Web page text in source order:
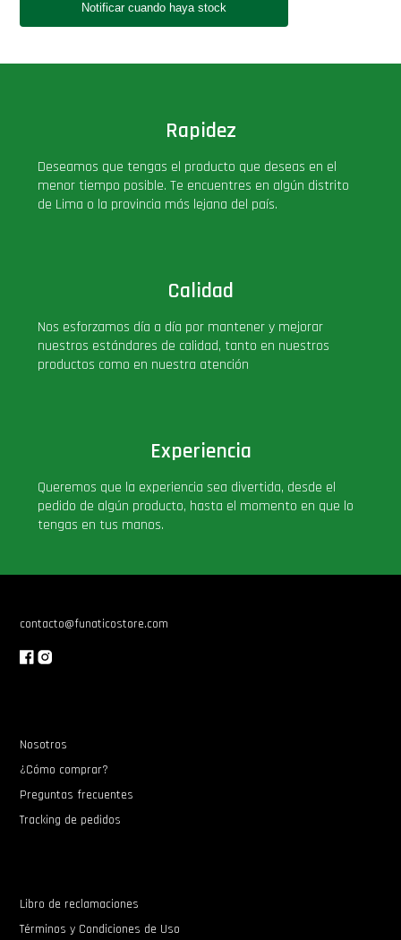
Moments
Movie Poster
PLUS!
Plush
Pop Rides
PRÓXIMAMENTE
Rapidez
Deseamos que tengas el producto que deseas en el
menor tiempo posible. Te encuentres en algún distrito
de Lima o la provincia más lejana del país.
Calidad
Nos esforzamos día a día por mantener y mejorar
nuestros estándares de calidad, tanto en nuestros
productos como en nuestra atención
Experiencia
Queremos que la experiencia sea divertida, desde el
pedido de algún producto, hasta el momento en que lo
tengas en tus manos.
contacto@funaticostore.com
Nosotros
¿Cómo comprar?
Preguntas frecuentes
Tracking de pedidos
Libro de reclamaciones
Términos y Condiciones de Uso